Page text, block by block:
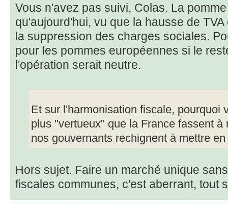
Vous n'avez pas suivi, Colas. La
qu'aujourd'hui, vu que la hausse de
la suppression des charges sociales.
pour les pommes européennes si le
l'opération serait neutre.
Et sur l'harmonisation fiscale, pourquoi
plus "vertueux" que la France fassent
nos gouvernants rechignent à mettre
Hors sujet. Faire un marché unique
fiscales communes, c'est aberrant, tout